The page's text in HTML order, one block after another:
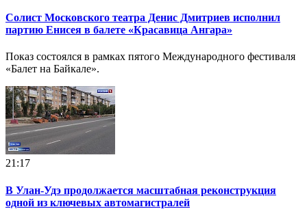
Солист Московского театра Денис Дмитриев исполнил
партию Енисея в балете «Красавица Ангара»
Показ состоялся в рамках пятого Международного фестиваля
«Балет на Байкале».
21:17
В Улан-Удэ продолжается масштабная реконструкция
одной из ключевых автомагистралей